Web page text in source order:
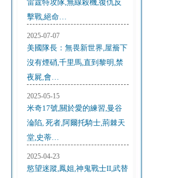
雷霆特攻隊,無線殺機,復仇反
擊戰,絕命…
2025-07-07
美國隊長：無畏新世界,屋簷下
沒有煙硝,千里馬,直到黎明,禁
夜屍,會…
2025-05-15
米奇17號,關於愛的練習,曼谷
淪陷, 死者,阿爾托騎士,荊棘天
堂,史蒂…
2025-04-23
慾望迷蹤,鳳姐,神鬼戰士II,武替